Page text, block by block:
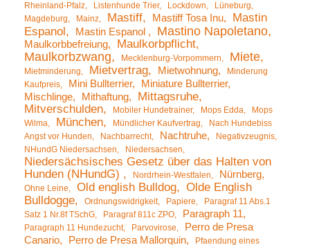
Rheinland-Pfalz
Listenhunde Trier Lockdown
Lüneburg
Magdeburg
Mainz Mastiff Mastiff Tosa Inu
Mastin
Espanol
Mastin Espanol Mastino Napoletano
Maulkorbbefreiung Maulkorbpflicht
Maulkorbzwang Mecklenburg-Vorpommern Miete
Mietminderung Mietvertrag Mietwohnung
Minderung
Kaufpreis
Mini Bullterrier
Miniature Bullterrier
Mischlinge
Mithaftung
Mittagsruhe
Mitverschulden
Mobiler Hundetrainer Mops Edda
Mops
Wilma
München Mündlicher Kaufvertrag
Nach Hundebiss
Angst vor Hunden
Nachbarrecht Nachtruhe
Negativzeugnis
NHundG Niedersachsen
Niedersachsen
Niedersächsisches Gesetz über das Halten von
Hunden (NHundG)
Nordrhein-Westfalen Nürnberg
Ohne Leine Old english Bulldog
Olde English
Bulldogge
Ordnungswidrigkeit Papiere
Paragraf 11 Abs.1
Satz 1 Nr.8f TSchG
Paragraf 811c ZPO Paragraph 11
Paragraph 11 Hundezucht Parvovirose
Perro de Presa
Canario
Perro de Presa Mallorquin Pfaendung eines